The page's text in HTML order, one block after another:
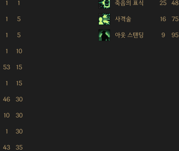
1 1
1 5
1 5
1 10
53 15
1 15
46 30
10 30
1 30
43 35
죽음의 표식 25 48
사격술 16 75
아웃 스탠딩 9 95